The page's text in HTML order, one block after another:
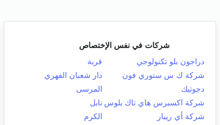
شركات في نفس الإختصاص
دراجون بلو تكنولوجي
قربة
شركة ك س ستوري فون
دار شعبان الفهري
دجوتيك
المرسى
شركة اكسبرس هاي تاك بلوس نابل
شركة أي ريبار
الكرم